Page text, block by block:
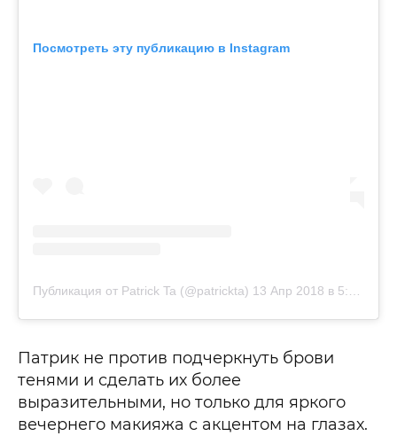
Посмотреть эту публикацию в Instagram
Публикация от Patrick Ta (@patrickta) 13 Апр 2018 в 5:18 PDT
Патрик не против подчеркнуть брови
тенями и сделать их более
выразительными, но только для яркого
вечернего макияжа с акцентом на глазах.